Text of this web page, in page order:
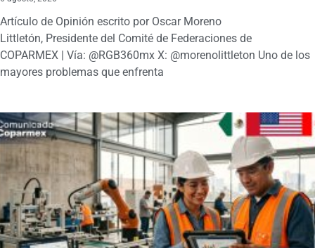
Artículo de Opinión escrito por Oscar Moreno
Littletón, Presidente del Comité de Federaciones de
COPARMEX | Vía: @RGB360mx X: @morenolittleton Uno de los
mayores problemas que enfrenta